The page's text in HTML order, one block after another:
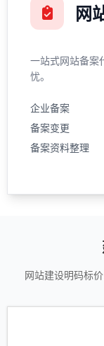
网
一站式网站备案
忧。
企业备案
备案变更
备案资料整理
网站建设明码标